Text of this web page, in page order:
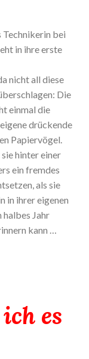
Technikerin bei
in ihre erste
nicht all diese
Die
einmal die
drückende
Papiervögel.
hinter einer
ein fremdes
als sie
in ihrer eigenen
Jahr
kann …
es